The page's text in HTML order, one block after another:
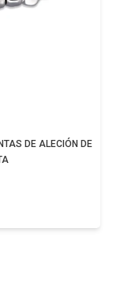
DE ALECIÓN DE